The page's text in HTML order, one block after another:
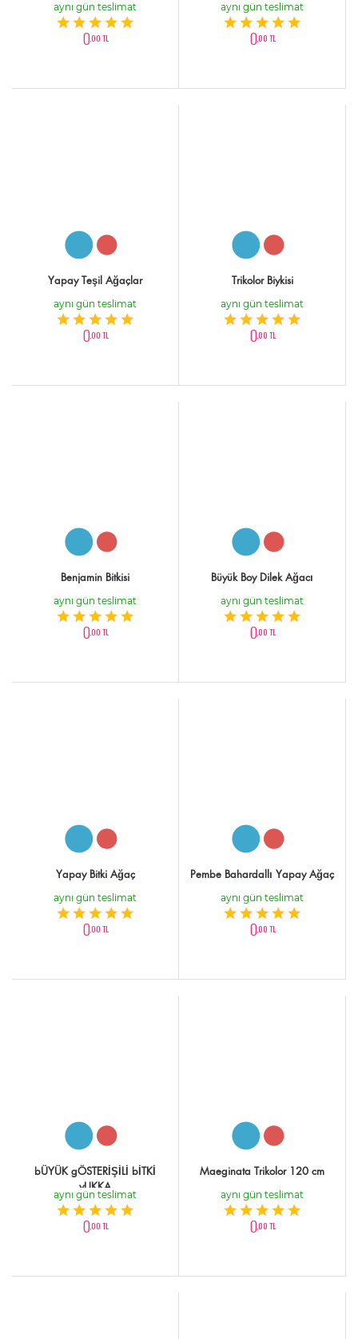
aynı gün teslimat
0,00 TL
aynı gün teslimat
0,00 TL
Yapay Teşil Ağaçlar
aynı gün teslimat
0,00 TL
Trikolor Biykisi
aynı gün teslimat
0,00 TL
Benjamin Bitkisi
aynı gün teslimat
0,00 TL
Büyük Boy Dilek Ağacı
aynı gün teslimat
0,00 TL
Yapay Bitki Ağaç
aynı gün teslimat
0,00 TL
Pembe Bahardallı Yapay Ağaç
aynı gün teslimat
0,00 TL
bÜYÜK gÖSTERİŞİLİ bİTKİ
yUKKA
aynı gün teslimat
0,00 TL
Maeginata Trikolor 120 cm
aynı gün teslimat
0,00 TL